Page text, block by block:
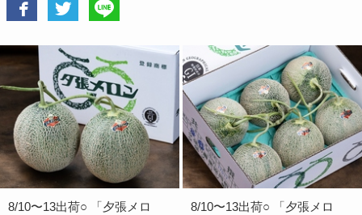
8/10〜13出荷○ 「夕張メロ
8/10〜13出荷○ 「夕張メロ